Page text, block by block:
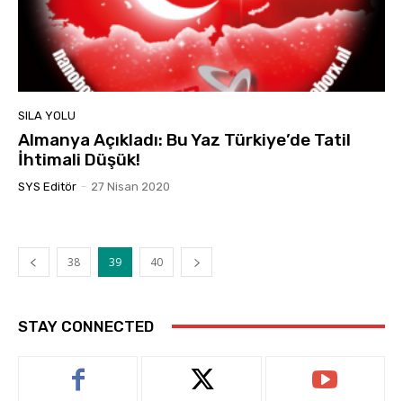
SILA YOLU
Almanya Açıkladı: Bu Yaz Türkiye’de Tatil
İhtimali Düşük!
SYS Editör - 27 Nisan 2020
38 39 40
STAY CONNECTED